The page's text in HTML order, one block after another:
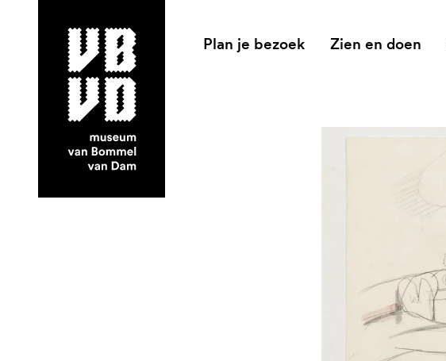
museum van Bommel van Dam
Plan je bezoek Zien en doen